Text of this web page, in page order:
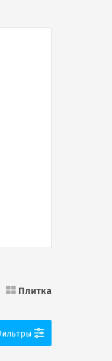
Плитка